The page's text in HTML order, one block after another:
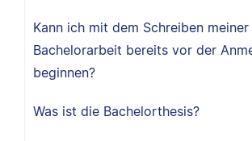
Kann ich mit dem Schreiben meiner
Bachelorarbeit bereits vor der
beginnen?
Was ist die Bachelorthesis?